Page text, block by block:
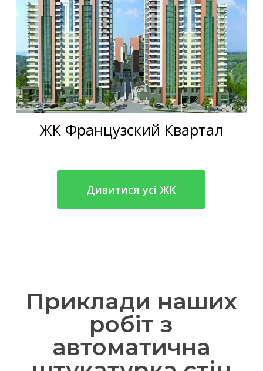
ЖК Французский Квартал
Дивитися усі ЖК
Приклади наших
робіт з
автоматична